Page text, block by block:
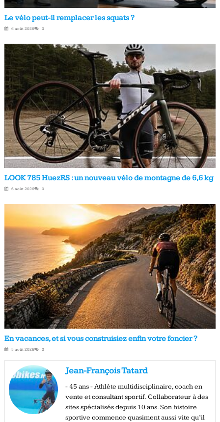
Le vélo peut-il remplacer les squats ?
6 août 2026 0
LOOK 785 HuezRS : un nouveau vélo de montagne de 6,6 kg
6 août 2026 0
En vacances, et si vous construisiez enfin votre foncier ?
5 août 2026 0
Jean-François Tatard
- 45 ans - Athlète multidisciplinaire, coach en
vente et consultant sportif. Collaborateur à des
sites spécialisés depuis 10 ans. Son histoire
sportive commence quasiment aussi vite qu’il